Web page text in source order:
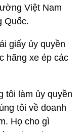
Việt Nam
Quốc.
giấy ủy quyền
hãng xe ép các
tôi làm ủy quyền
tôi về doanh
Họ cho gì